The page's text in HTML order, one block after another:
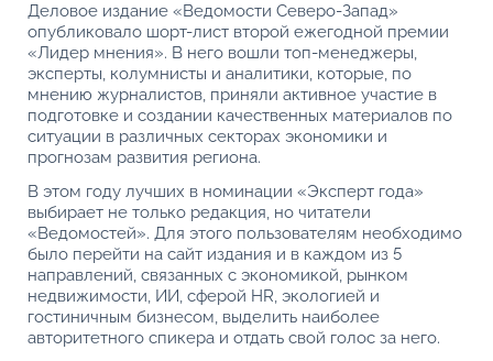
Деловое издание «Ведомости Северо-Запад»
опубликовало шорт-лист второй ежегодной премии
«Лидер мнения». В него вошли топ-менеджеры,
эксперты, колумнисты и аналитики, которые, по
мнению журналистов, приняли активное участие в
подготовке и создании качественных материалов по
ситуации в различных секторах экономики и
прогнозам развития региона.
В этом году лучших в номинации «Эксперт года»
выбирает не только редакция, но читатели
«Ведомостей». Для этого пользователям необходимо
было перейти на сайт издания и в каждом из 5
направлений, связанных с экономикой, рынком
недвижимости, ИИ, сферой HR, экологией и
гостиничным бизнесом, выделить наиболее
авторитетного спикера и отдать свой голос за него.